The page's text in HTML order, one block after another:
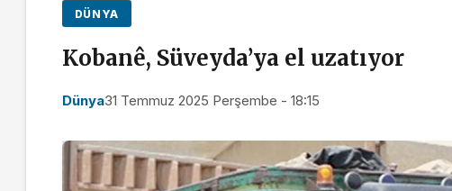
DÜNYA
Kobanê, Süveyda’ya el uzatıyor
Dünya31 Temmuz 2025 Perşembe - 18:15